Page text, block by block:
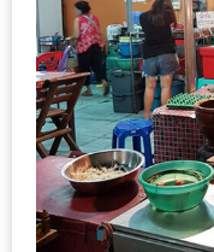
ที่
ต้อง
มา
ลอง
ถนน
คน
เดิน